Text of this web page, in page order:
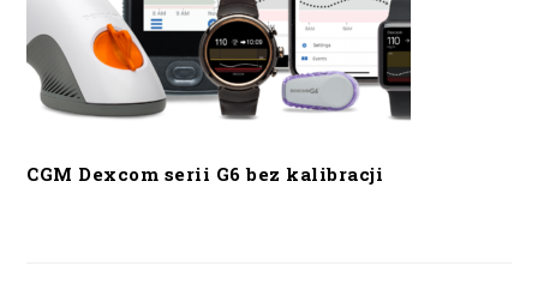
CGM Dexcom serii G6 bez kalibracji